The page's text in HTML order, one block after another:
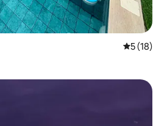
5 (18)